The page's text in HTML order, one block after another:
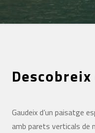
Gaudeix d’un paisatge
amb parets verticals de